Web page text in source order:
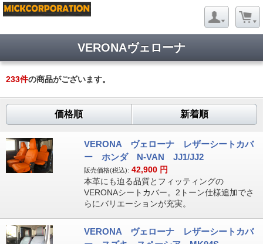
VERONAヴェローナ
233件の商品がございます。
価格順 新着順
VERONA ヴェローナ レザーシートカバ
ー ホンダ N-VAN JJ1/JJ2
販売価格(税込): 42,900 円
本革にも迫る品質とフィッティングの
VERONAシートカバー。2トーン仕様追加でさ
らにバリエーションが充実。
VERONA ヴェローナ レザーシートカバ